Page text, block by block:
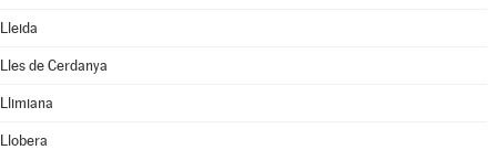
Lleida
Lles de Cerdanya
Llimiana
Llobera